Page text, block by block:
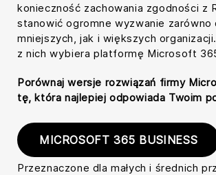
konieczność zachowania zgodności z
stanowić ogromne wyzwanie zarówno
mniejszych, jak i większych
z nich wybiera platformę Microsoft
Porównaj wersje rozwiązań firmy
tę, która najlepiej odpowiada Twoim
MICROSOFT 365 BUSINESS
Przeznaczone dla małych i średnich